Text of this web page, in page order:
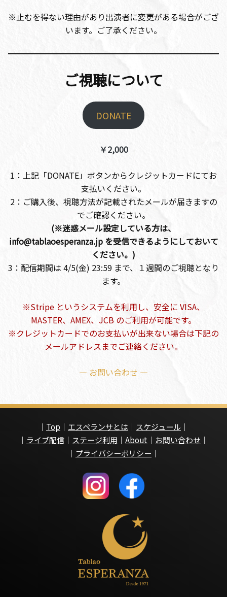
※止むを得ない理由があり出演者に変更がある場合がござ
います。ご了承ください。
ご視聴について
DONATE
￥2,000
1：上記「DONATE」ボタンからクレジットカードにてお
支払いください。
2：ご購入後、視聴方法が記載されたメールが届きますの
でご確認ください。
(※迷惑メール設定している方は、
info@tablaoesperanza.jp を受信できるようにしておいて
ください。)
3：配信期間は 4/5(金) 23:59 まで、１週間のご視聴となり
ます。
※Stripe というシステムを利用し、安全に VISA、
MASTER、AMEX、JCB のご利用が可能です。
※クレジットカードでのお支払いが出来ない場合は下記の
メールアドレスまでご連絡ください。
— お問い合わせ —
｜ Top ｜ エスペランサとは ｜ スケジュール ｜
｜ ライブ配信 ｜ ステージ利用 ｜ About ｜ お問い合わせ ｜
｜ プライバシーポリシー ｜